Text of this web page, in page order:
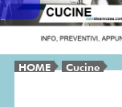
HOME Cucine